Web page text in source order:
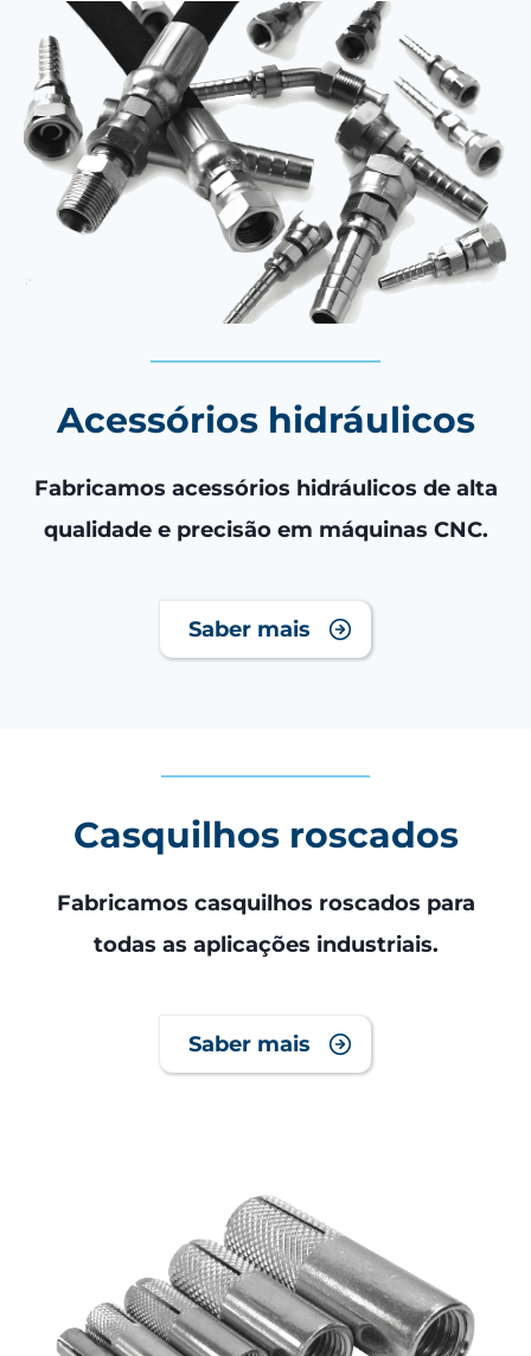
Acessórios hidráulicos
Fabricamos acessórios hidráulicos de alta
qualidade e precisão em máquinas CNC.
Saber mais
Casquilhos roscados
Fabricamos casquilhos roscados para
todas as aplicações industriais.
Saber mais